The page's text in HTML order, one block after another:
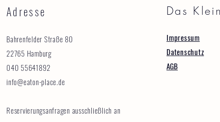
Adresse
Bahrenfelder Straße 80
22765 Hamburg
040 55641892
info@eaton-place.de
Reservierungsanfragen ausschließlich an
Das
Impressum
Datenschutz
AGB